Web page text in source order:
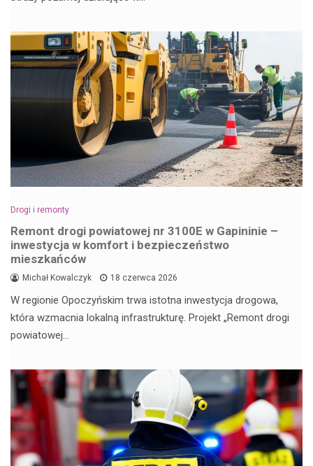
Drogi i remonty
Remont drogi powiatowej nr 3100E w Gapininie –
inwestycja w komfort i bezpieczeństwo
mieszkańców
Michał Kowalczyk 18 czerwca 2026
W regionie Opoczyńskim trwa istotna inwestycja drogowa,
która wzmacnia lokalną infrastrukturę. Projekt „Remont drogi
powiatowej…